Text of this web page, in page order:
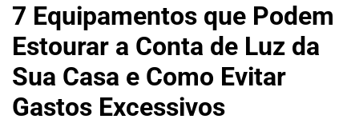
7 Equipamentos que Podem
Estourar a Conta de Luz da
Sua Casa e Como Evitar
Gastos Excessivos